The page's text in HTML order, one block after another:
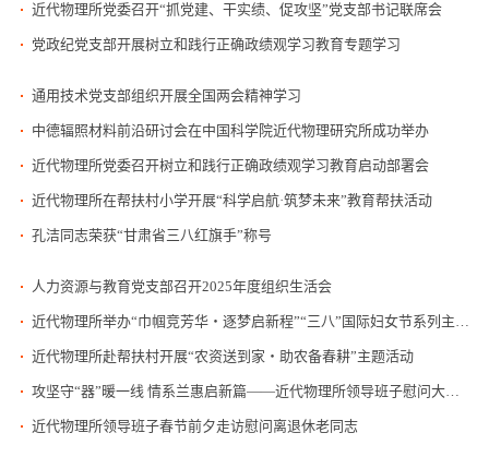
近代物理所党委召开“抓党建、干实绩、促攻坚”党支部书记联席会
党政纪党支部开展树立和践行正确政绩观学习教育专题学习
通用技术党支部组织开展全国两会精神学习
中德辐照材料前沿研讨会在中国科学院近代物理研究所成功举办
近代物理所党委召开树立和践行正确政绩观学习教育启动部署会
近代物理所在帮扶村小学开展“科学启航·筑梦未来”教育帮扶活动
孔洁同志荣获“甘肃省三八红旗手”称号
人力资源与教育党支部召开2025年度组织生活会
近代物理所举办“巾帼竞芳华・逐梦启新程”“三八”国际妇女节系列主题活动
近代物理所赴帮扶村开展“农资送到家・助农备春耕”主题活动
攻坚守“器”暖一线 情系兰惠启新篇——近代物理所领导班子慰问大科学装置一线值守人员
近代物理所领导班子春节前夕走访慰问离退休老同志